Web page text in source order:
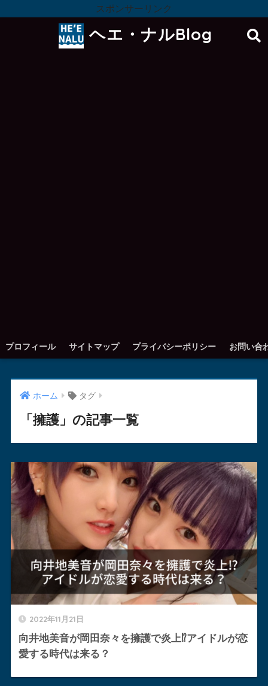
スポンサーリンク
ヘエ・ナルBlog
プロフィール サイトマップ プライバシーポリシー お問い合
ホーム タグ
「擁護」の記事一覧
2022年11月21日
向井地美音が岡田奈々を擁護で炎上⁉︎アイドルが恋
愛する時代は来る？